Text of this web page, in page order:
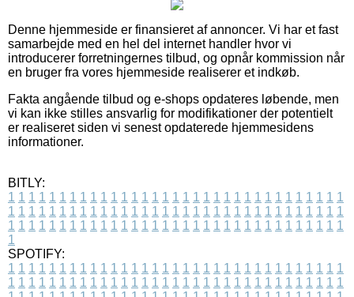
Denne hjemmeside er finansieret af annoncer. Vi har et fast
samarbejde med en hel del internet handler hvor vi
introducerer forretningernes tilbud, og opnår kommission når
en bruger fra vores hjemmeside realiserer et indkøb.
Fakta angående tilbud og e-shops opdateres løbende, men
vi kan ikke stilles ansvarlig for modifikationer der potentielt
er realiseret siden vi senest opdaterede hjemmesidens
informationer.
BITLY:
1 1 1 1 1 1 1 1 1 1 1 1 1 1 1 1 1 1 1 1 1 1 1 1 1 1 1 1 1 1 1 1 1
1 1 1 1 1 1 1 1 1 1 1 1 1 1 1 1 1 1 1 1 1 1 1 1 1 1 1 1 1 1 1 1 1
1 1 1 1 1 1 1 1 1 1 1 1 1 1 1 1 1 1 1 1 1 1 1 1 1 1 1 1 1 1 1 1 1
1
SPOTIFY:
1 1 1 1 1 1 1 1 1 1 1 1 1 1 1 1 1 1 1 1 1 1 1 1 1 1 1 1 1 1 1 1 1
1 1 1 1 1 1 1 1 1 1 1 1 1 1 1 1 1 1 1 1 1 1 1 1 1 1 1 1 1 1 1 1 1